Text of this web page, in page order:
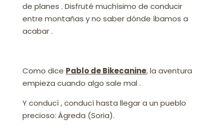
de planes . Disfruté muchísimo de conducir
entre montañas y no saber dónde íbamos a
acabar .
Como dice Pablo de Bikecanine, la aventura
empieza cuando algo sale mal .
Y conducí , conducí hasta llegar a un pueblo
precioso: Ágreda (Soria).